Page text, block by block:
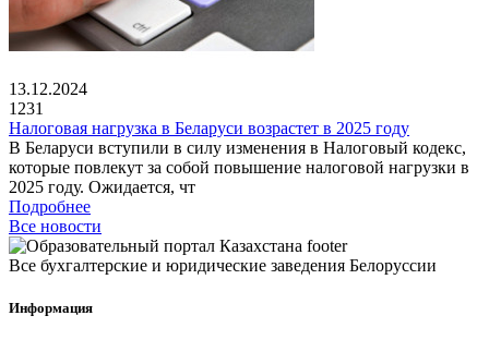
13.12.2024
1231
Налоговая нагрузка в Беларуси возрастет в 2025 году
В Беларуси вступили в силу изменения в Налоговый кодекс,
которые повлекут за собой повышение налоговой нагрузки в
2025 году. Ожидается, чт
Подробнее
Все новости
Все бухгалтерские и юридические заведения Белоруссии
Информация